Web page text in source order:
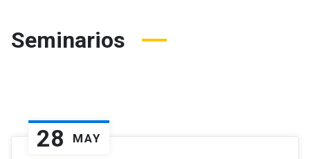
Seminarios
28 MAY